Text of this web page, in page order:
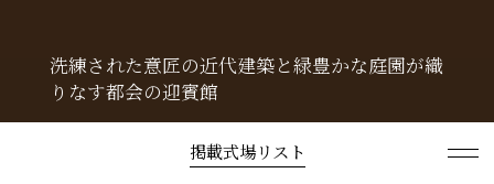
掲載式場リスト
洗練された意匠の近代建築と緑豊かな庭園が織
りなす都会の迎賓館
大阪駅から5分の都心にあって、約4000坪の広大な
敷地を持つ「ザ・ガーデンオリエンタル・大阪」。